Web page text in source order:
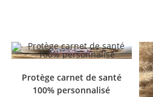
Protège carnet de santé
100% personnalisé